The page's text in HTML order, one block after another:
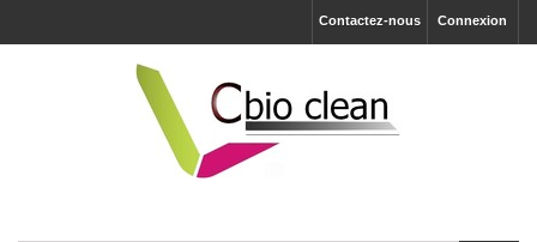
Connexion
Contactez-nous